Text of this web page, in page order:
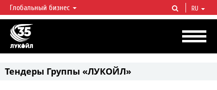
ЛУКОЙЛ СЕГОДНЯ
ЛУКОЙЛ — одна из крупнейших вертикально интегрированных
нефтегазовых компаний в мире, на долю которой приходится более 2%
мировой добычи нефти и около 1% доказанных запасов углеводородов.
Глобальный бизнес RU
Тендеры Группы «ЛУКОЙЛ»